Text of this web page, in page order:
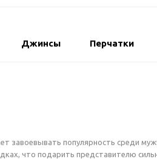
Джинсы Перчатки
завоевывать популярность среди
что подарить представителю